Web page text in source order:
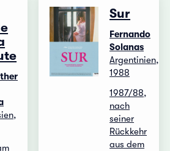
Sur
Fernando
Solanas
Argentinien,
1988
1987/88,
nach
seiner
Rückkehr
aus dem